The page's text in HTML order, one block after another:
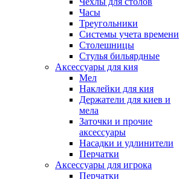
Часы
Треугольники
Системы учета времени
Столешницы
Стулья бильярдные
Аксессуары для кия
Мел
Наклейки для кия
Держатели для киев и
мела
Заточки и прочие
аксессуары
Насадки и удлинители
Перчатки
Аксессуары для игрока
Перчатки